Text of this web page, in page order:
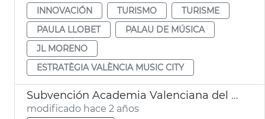
INNOVACIÓN
TURISMO
TURISME
PAULA LLOBET
PALAU DE MÚSICA
JL MORENO
ESTRATÈGIA VALÈNCIA MUSIC CITY
Subvención Academia Valenciana del Audiovisual
modificado hace 2 años